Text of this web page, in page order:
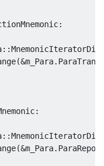
:
::
(&m_Para.
:
::
(&m_Para.